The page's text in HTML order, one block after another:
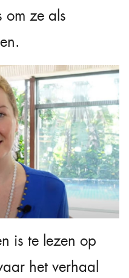
om ze als
is te lezen op
het verhaal